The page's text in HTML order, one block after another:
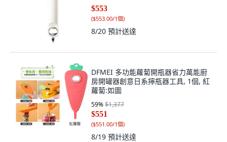
$553
($553.00/1個)
8/20 預計送達
DFMEI 多功能蘿蔔開瓶器省力萬能廚
房開罐器創意日系擰瓶器工具, 1個, 紅
蘿蔔:如圖
59%$1,377
$551
($551.00/1個)
8/19 預計送達